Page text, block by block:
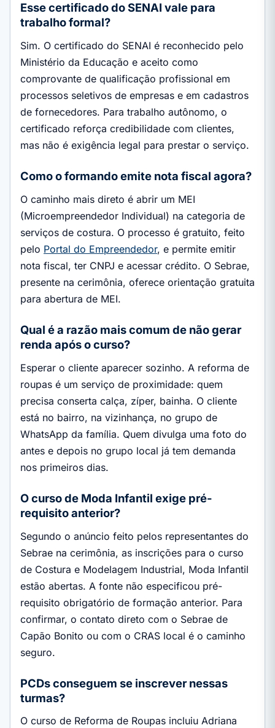
Esse certificado do SENAI vale para
trabalho formal?
Sim. O certificado do SENAI é reconhecido pelo
Ministério da Educação e aceito como
comprovante de qualificação profissional em
processos seletivos de empresas e em cadastros
de fornecedores. Para trabalho autônomo, o
certificado reforça credibilidade com clientes,
mas não é exigência legal para prestar o serviço.
Como o formando emite nota fiscal agora?
O caminho mais direto é abrir um MEI
(Microempreendedor Individual) na categoria de
serviços de costura. O processo é gratuito, feito
pelo Portal do Empreendedor, e permite emitir
nota fiscal, ter CNPJ e acessar crédito. O Sebrae,
presente na cerimônia, oferece orientação gratuita
para abertura de MEI.
Qual é a razão mais comum de não gerar
renda após o curso?
Esperar o cliente aparecer sozinho. A reforma de
roupas é um serviço de proximidade: quem
precisa conserta calça, zíper, bainha. O cliente
está no bairro, na vizinhança, no grupo de
WhatsApp da família. Quem divulga uma foto do
antes e depois no grupo local já tem demanda
nos primeiros dias.
O curso de Moda Infantil exige pré-
requisito anterior?
Segundo o anúncio feito pelos representantes do
Sebrae na cerimônia, as inscrições para o curso
de Costura e Modelagem Industrial, Moda Infantil
estão abertas. A fonte não especificou pré-
requisito obrigatório de formação anterior. Para
confirmar, o contato direto com o Sebrae de
Capão Bonito ou com o CRAS local é o caminho
seguro.
PCDs conseguem se inscrever nessas
turmas?
O curso de Reforma de Roupas incluiu Adriana